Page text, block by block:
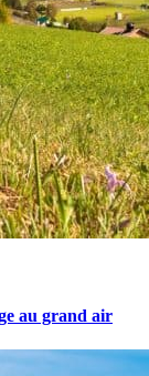
au grand air